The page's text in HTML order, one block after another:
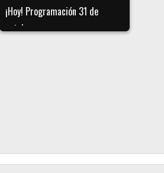
¡Hoy! Programación 31 de
octubre